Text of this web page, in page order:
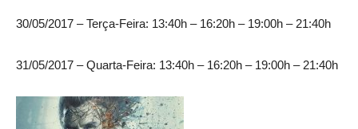
30/05/2017 – Terça-Feira: 13:40h – 16:20h – 19:00h – 21:40h
31/05/2017 – Quarta-Feira: 13:40h – 16:20h – 19:00h – 21:40h